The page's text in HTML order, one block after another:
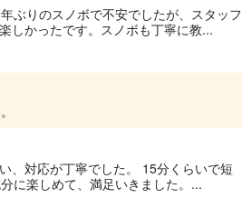
ぶりのスノボで不安でしたが、スタッフ
しかったです。スノボも丁寧に教...
、対応が丁寧でした。 15分くらいで短
に楽しめて、満足いきました。...